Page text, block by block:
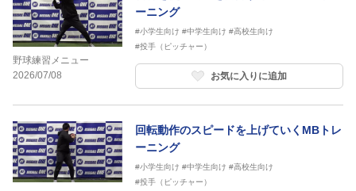
野球練習メニュー
2026/07/08
ーニング
#小学生向け #中学生向け #高校生向け
#投手（ピッチャー）
お気に入りに追加
回転動作のスピードを上げていくMBトレ
ーニング
#小学生向け #中学生向け #高校生向け
#投手（ピッチャー）